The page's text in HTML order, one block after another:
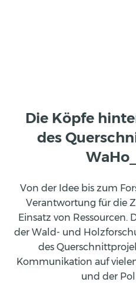
Die Köpfe
des
Von der Idee bis zum
Verantwortung für die
Einsatz von Ressourcen.
der Wald- und
des
Kommunikation auf
und der